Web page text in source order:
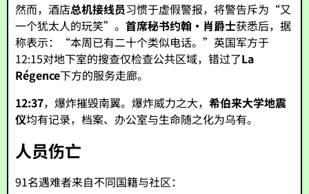
然而，酒店总机接线员习惯于虚假警报，将警告斥为“又
一个犹太人的玩笑”。首席秘书约翰·肖爵士获悉后，据
称表示：“本周已有二十个类似电话。”英国军方于
12:15对地下室的搜查仅检查公共区域，错过了La
Régence下方的服务走廊。
12:37，爆炸摧毁南翼。爆炸威力之大，希伯来大学地震
仪均有记录，档案、办公室与生命随之化为乌有。
人员伤亡
91名遇难者来自不同国籍与社区：